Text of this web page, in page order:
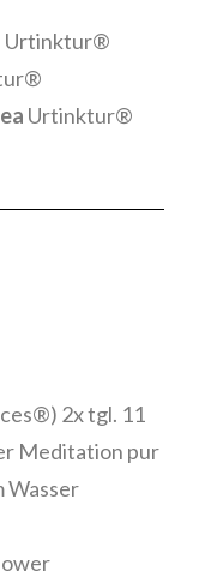
Urtinktur®
Urtinktur®
2x tgl. 11
Meditation pur
Wasser